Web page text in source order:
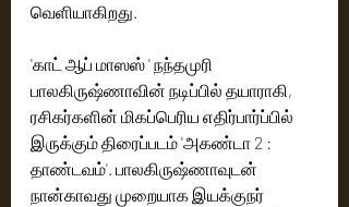
வெளியாகிறது.
'காட் ஆப் மாஸஸ் ' நந்தமுரி
பாலகிருஷ்ணாவின் நடிப்பில் தயாராகி,
ரசிகர்களின் மிகப்பெரிய எதிர்பார்ப்பில்
இருக்கும் திரைப்படம் 'அகண்டா 2 :
தாண்டவம்'. பாலகிருஷ்ணாவுடன்
நான்காவது முறையாக இயக்குநர்